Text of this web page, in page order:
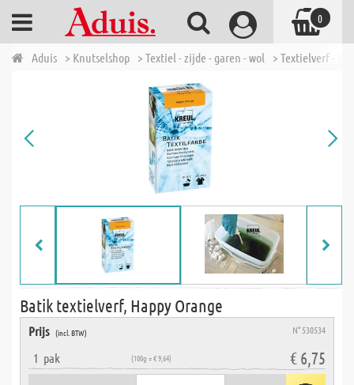
Aduis > Knutselshop > Textiel - zijde - garen - wol > Textielverf -
Batik textielverf, Happy Orange
Prijs (incl. BTW) N° 530534
1 pak (100g = € 9,64) € 6,75
0